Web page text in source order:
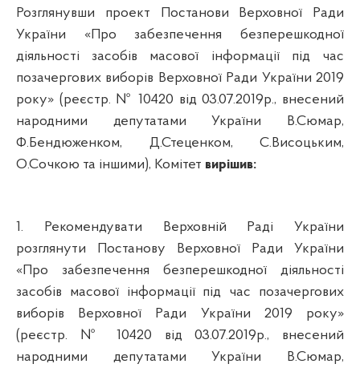
Розглянувши проект Постанови Верховної Ради
України «Про забезпечення безперешкодної
діяльності засобів масової інформації під час
позачергових виборів Верховної Ради України 2019
року» (реєстр. № 10420 від 03.07.2019р., внесений
народними депутатами України В.Сюмар,
Ф.Бендюженком, Д.Стеценком, С.Висоцьким,
О.Сочкою та іншими), Комітет вирішив:
1. Рекомендувати Верховній Раді України
розглянути Постанову Верховної Ради України
«Про забезпечення безперешкодної діяльності
засобів масової інформації під час позачергових
виборів Верховної Ради України 2019 року»
(реєстр. № 10420 від 03.07.2019р., внесений
народними депутатами України В.Сюмар,